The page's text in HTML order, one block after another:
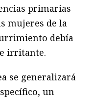
primarias
mujeres de la
debía
irritante.
se generalizará
un